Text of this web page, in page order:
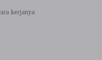
kerjanya.